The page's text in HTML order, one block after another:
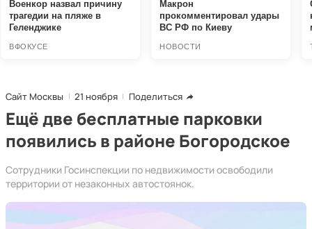
Сайт Москвы 21 ноября Поделиться
Ещё две бесплатные парковки
появились в районе Богородское
Сотрудники Госинспекции по недвижимости освободили
территории от незаконных автостоянок.